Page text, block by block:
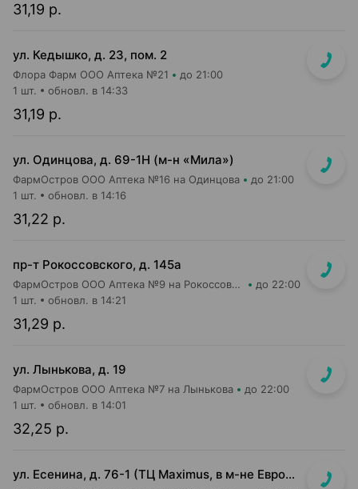
31,19 р.
ул. Кедышко, д. 23, пом. 2
Флора Фарм ООО Аптека №21 до 21:00
31,19 р.
1 шт. обновл. в 14:33
ул. Одинцова, д. 69-1Н (м-н «Мила»)
ФармОстров ООО Аптека №16 на Одинцова до 21:00
31,22 р.
1 шт. обновл. в 14:16
пр-т Рокоссовского, д. 145а
ФармОстров ООО Аптека №9 на Рокоссовского до 22:00
31,29 р.
1 шт. обновл. в 14:21
ул. Лынькова, д. 19
ФармОстров ООО Аптека №7 на Лынькова до 22:00
32,25 р.
1 шт. обновл. в 14:01
ул. Есенина, д. 76-1 (ТЦ Maximus, в м-не Евроопт Super)